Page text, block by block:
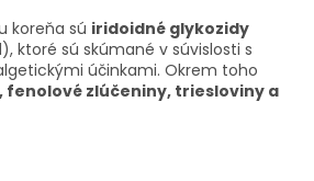
koreňa sú iridoidné glykozidy
ktoré sú skúmané v súvislosti s
účinkami. Okrem toho
fenolové zlúčeniny, triesloviny a